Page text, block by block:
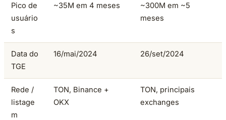
Pico de
usuário
s
~35M em 4 meses
~300M em ~5
meses
Data do
TGE
16/mai/2024 26/set/2024
Rede /
listage
m
TON, Binance +
OKX
TON, principais
exchanges